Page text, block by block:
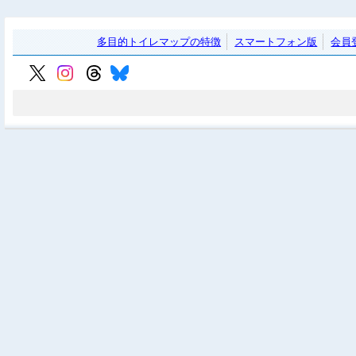
多目的トイレマップの特徴 スマートフォン版 会員